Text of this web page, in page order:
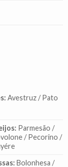
Avestruz / Pato
Parmesão /
/ Pecorino /
Bolonhesa /